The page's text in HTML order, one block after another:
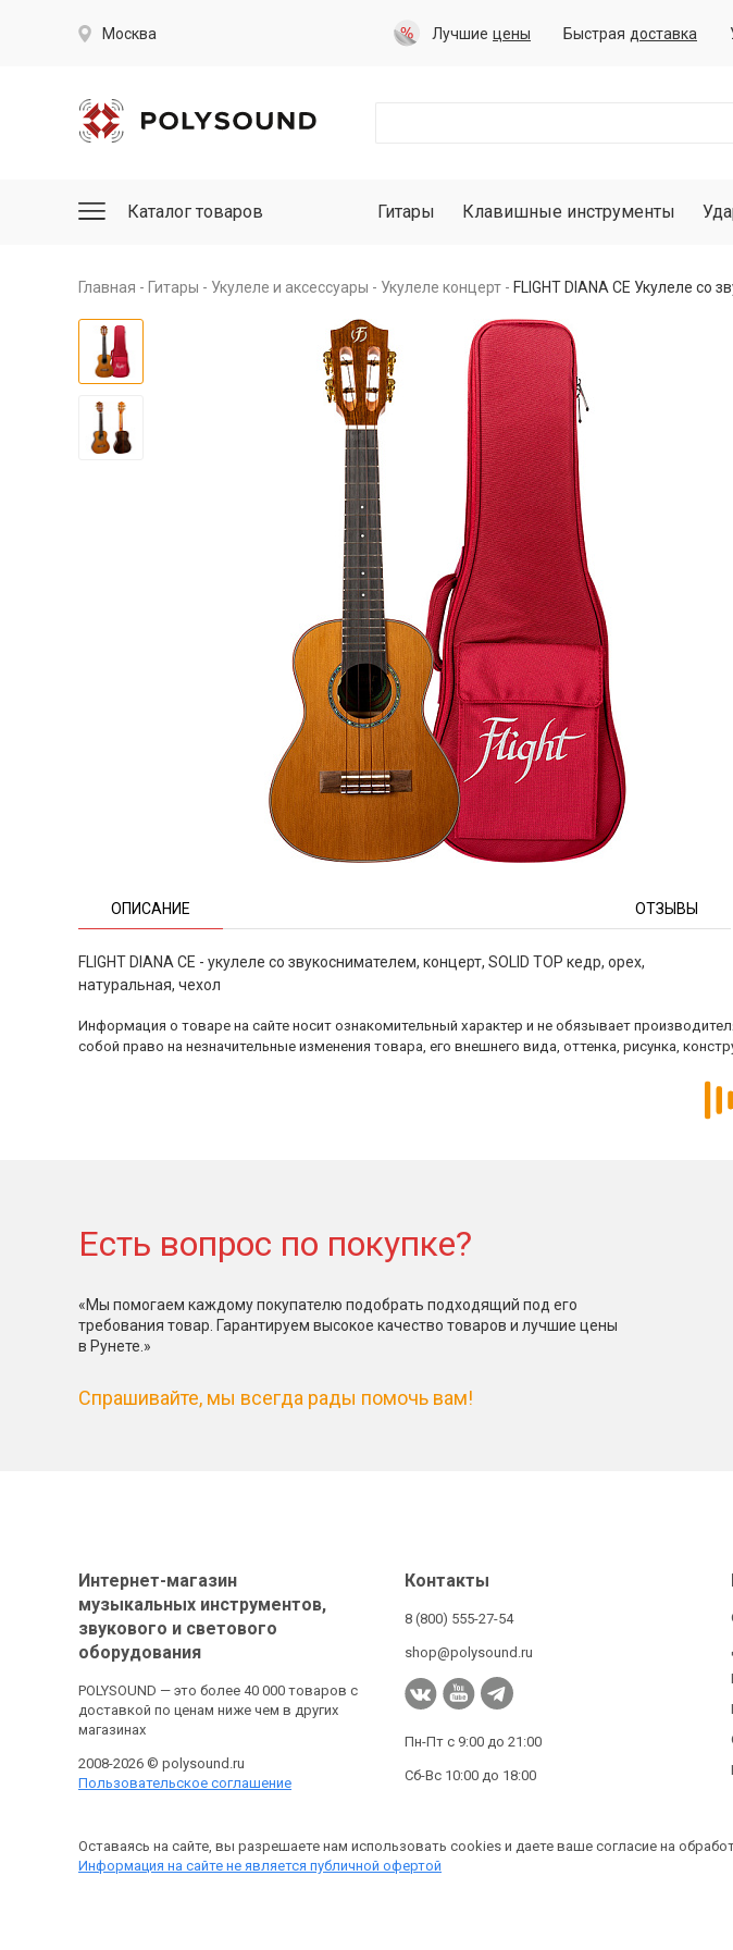
Москва Лучшие цены Быстрая доставка
Каталог товаров Гитары Клавишные инструменты
Главная Гитары Укулеле и аксессуары Укулеле концерт FLIGHT DIANA CE Укулеле со
ОПИСАНИЕ ОТЗЫВЫ
FLIGHT DIANA CE - укулеле со звукоснимателем, концерт, SOLID TOP кедр, орех,
натуральная, чехол
Информация о товаре на сайте носит ознакомительный характер и не обязывает
собой право на незначительные изменения товара, его внешнего вида, оттенка, рисунка,
Есть вопрос по покупке?
«Мы помогаем каждому покупателю подобрать подходящий под его
требования товар. Гарантируем высокое качество товаров и лучшие цены
в Рунете.»
Спрашивайте, мы всегда рады помочь вам!
Интернет-магазин
музыкальных инструментов,
звукового и светового
оборудования
POLYSOUND — это более 40 000 товаров с
доставкой по ценам ниже чем в других
магазинах
2008-2026 © polysound.ru
Пользовательское соглашение
Контакты
8 (800) 555-27-54
shop@polysound.ru
Пн-Пт с 9:00 до 21:00
Сб-Вс 10:00 до 18:00
Оставаясь на сайте, вы разрешаете нам использовать cookies и даете ваше согласие на
Информация на сайте не является публичной офертой